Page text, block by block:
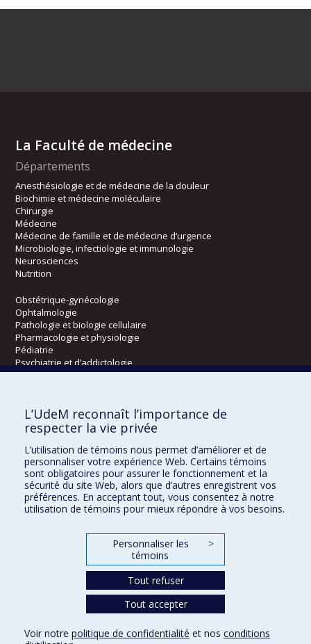
La Faculté de médecine
Départements
Anesthésiologie et de médecine de la douleur
Biochimie et médecine moléculaire
Chirurgie
Médecine
Médecine de famille et de médecine d’urgence
Microbiologie, infectiologie et immunologie
Neurosciences
Nutrition
Obstétrique-gynécologie
Ophtalmologie
Pathologie et biologie cellulaire
Pharmacologie et physiologie
Pédiatrie
Psychiatrie et d’addictologie
Radiologie, radio-oncologie et médecine nucléaire
Écoles
Orthophonie et audiologie
Réadaptation
Directions
Confidentialité Conditions d’utilisation Paramètres des témoins
L’UdeM reconnaît l’importance de
respecter la vie privée
L’utilisation de témoins nous permet d’améliorer et de
personnaliser votre expérience Web. Certains témoins
sont obligatoires pour assurer le fonctionnement et la
sécurité du site Web, alors que d’autres enregistrent vos
préférences. En acceptant tout, vous consentez à notre
utilisation de témoins pour mieux répondre à vos besoins.
Personnaliser les
témoins
>
Tout refuser
Tout accepter
Voir notre politique de confidentialité et nos conditions